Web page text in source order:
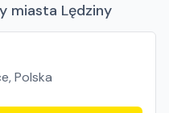
miasta Lędziny
Polska